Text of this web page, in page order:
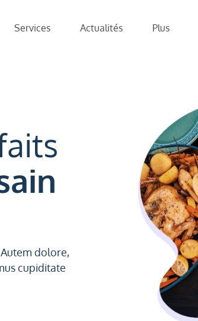
Services Actualités Plus
dolore,
cupiditate